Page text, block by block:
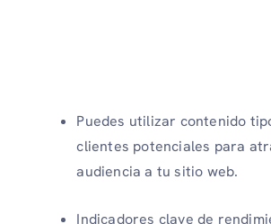
Puedes utilizar contenido
clientes potenciales para
audiencia a tu sitio web.
Indicadores clave de